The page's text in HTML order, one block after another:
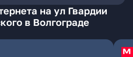
на ул Гвардии
в Волгограде